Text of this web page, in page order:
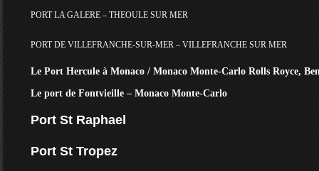
PORT LA GALERE – THEOULE SUR MER
PORT DE VILLEFRANCHE-SUR-MER – VILLEFRANCHE SUR MER
Le Port Hercule à Monaco / Monaco Monte-Carlo Rolls Royce,
Le port de Fontvieille – Monaco Monte-Carlo
Port St Raphael
Port St Tropez